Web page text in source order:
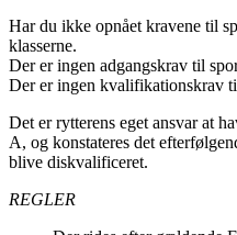
Har du ikke opnået kravene til
klasserne.
Der er ingen adgangskrav til
Der er ingen kvalifikationskrav
Det er rytterens eget ansvar at
A, og konstateres det
blive diskvalificeret.
REGLER